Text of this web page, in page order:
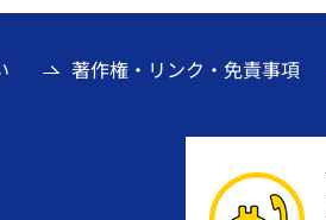
著作権・リンク・免責事項